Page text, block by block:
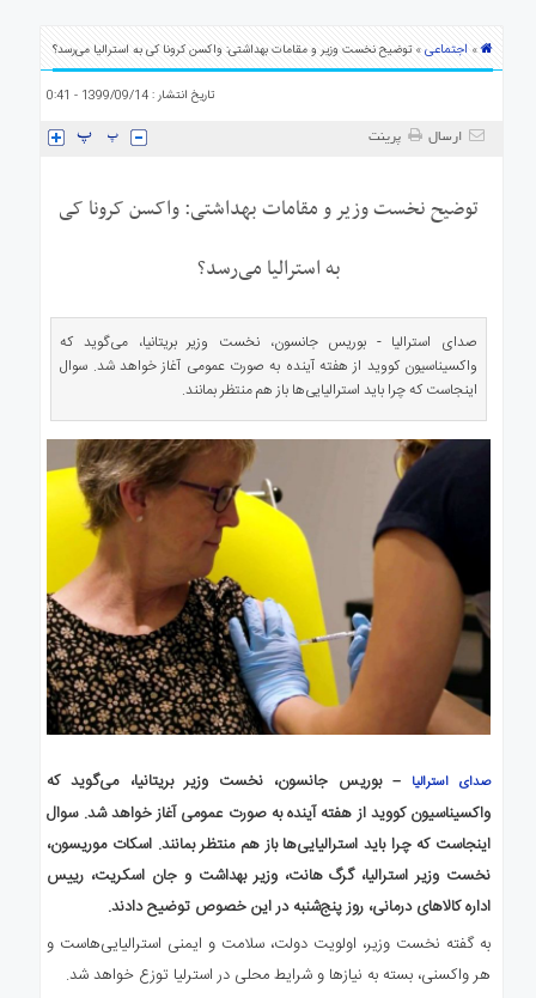
استرالیا
درباره
ارتباط
» اجتماعی» توضیح نخست وزیر و مقامات بهداشتی: واکسن کرونا کی به استرالیا می‌رسد؟
تاریخ انتشار : 1399/09/14 - 0:41
ارسال پرینت
توضیح نخست وزیر و مقامات بهداشتی: واکسن کرونا کی
به استرالیا می‌رسد؟
صدای استرالیا - بوریس جانسون، نخست وزیر بریتانیا، می‌گوید که
واکسیناسیون کووید از هفته آینده به صورت عمومی آغاز خواهد شد. سوال
اینجاست که چرا باید استرالیایی‌ها باز هم منتظر بمانند.
صدای استرالیا – بوریس جانسون، نخست وزیر بریتانیا، می‌گوید که
واکسیناسیون کووید از هفته آینده به صورت عمومی آغاز خواهد شد. سوال
اینجاست که چرا باید استرالیایی‌ها باز هم منتظر بمانند. اسکات موریسون،
نخست وزیر استرالیا، گرگ هانت، وزیر بهداشت و جان اسکریت، رییس
اداره کالاهای درمانی، روز پنج‌شنبه در این خصوص توضیح دادند.
به گفته نخست وزیر، اولویت دولت، سلامت و ایمنی استرالیایی‌هاست و
هر واکسنی، بسته به نیازها و شرایط محلی در استرلیا توزع خواهد شد.